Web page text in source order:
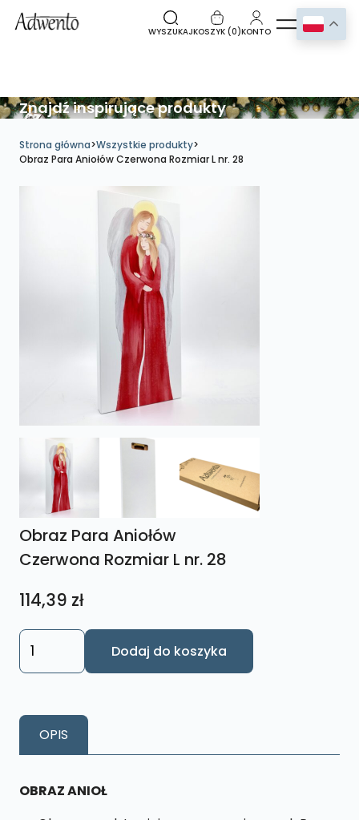
WYSZUKAJKOSZYK (0)KONTO
Znajdź inspirujące produkty
Strona główna>Wszystkie produkty>
Obraz Para Aniołów Czerwona Rozmiar L nr. 28
Obraz Para Aniołów
Czerwona Rozmiar L nr. 28
114,39 zł
ilość
Obraz
Czerwona
Rozmiar
nr.
Dodaj do koszyka
OPIS
OBRAZ ANIOŁ